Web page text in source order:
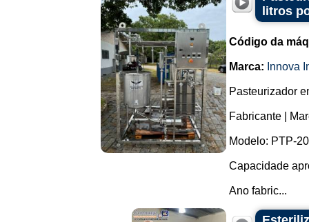
litros
Código da
Marca: Innova
Pasteurizador
Fabricante |
Modelo: PTP-
Capacidade
Ano fabric...